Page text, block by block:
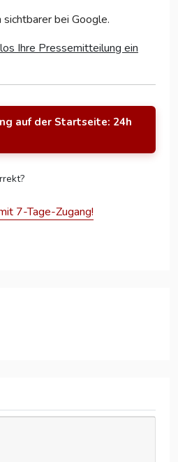
bei Google.
Ihre Pressemitteilung ein
auf der Startseite: 24h
7-Tage-Zugang!